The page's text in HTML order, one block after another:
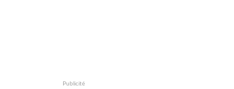
Publicité